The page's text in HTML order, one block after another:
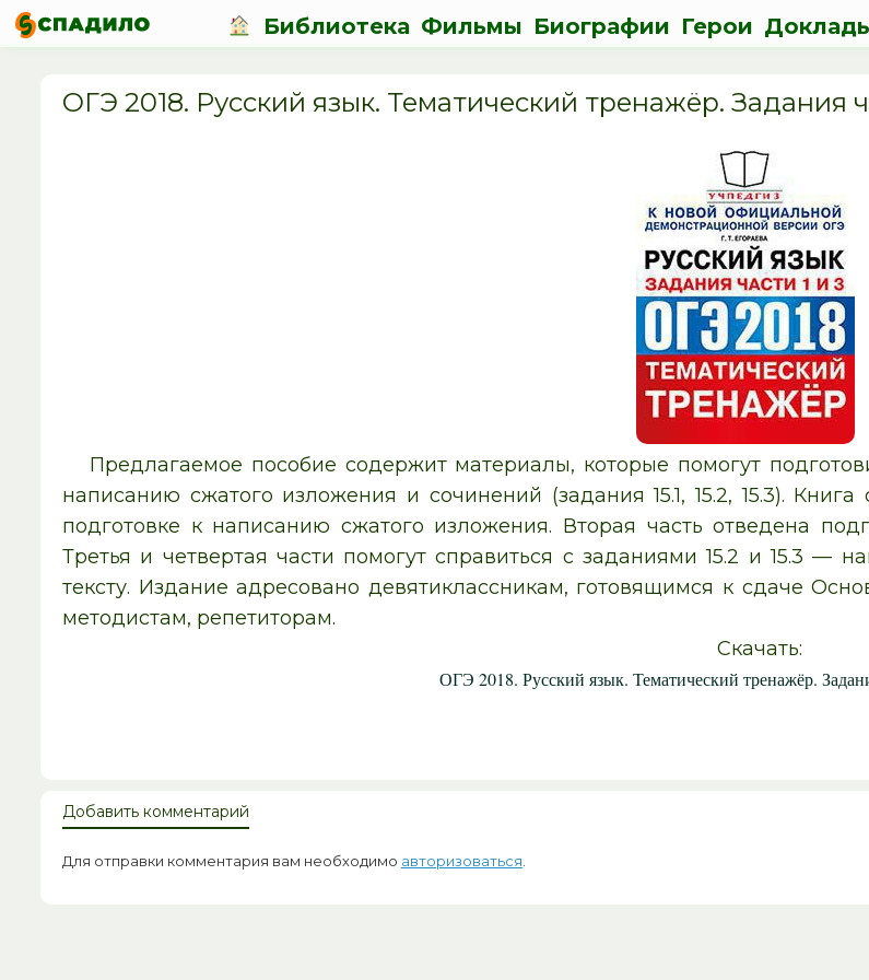
Библиотека Фильмы Биографии Герои
ОГЭ 2018. Русский язык. Тематический тренажёр. Задания
Предлагаемое пособие содержит материалы, которые помогут
написанию сжатого изложения и сочинений (задания 15.1, 15.2, 15.3).
подготовке к написанию сжатого изложения. Вторая часть отведена
Третья и четвертая части помогут справиться с заданиями 15.2 и 15.3 —
тексту. Издание адресовано девятиклассникам, готовящимся к сдаче
методистам, репетиторам.
Скачать:
ОГЭ 2018. Русский язык. Тематический тренажёр.
Добавить комментарий
Для отправки комментария вам необходимо авторизоваться